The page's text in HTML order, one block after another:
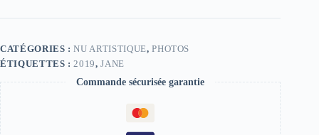
CATÉGORIES :NU ARTISTIQUE,PHOTOS
ÉTIQUETTES : 2019,JANE
Commande sécurisée garantie